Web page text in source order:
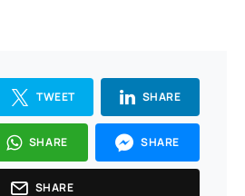
TWEET SHARE
SHARE SHARE
SHARE